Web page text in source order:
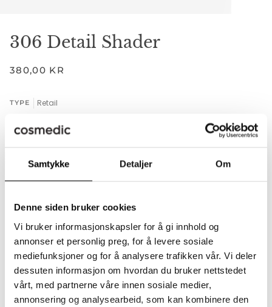
Samtykke Detaljer Om
Denne siden bruker cookies
Vi bruker informasjonskapsler for å gi innhold og
annonser et personlig preg, for å levere sosiale
mediefunksjoner og for å analysere trafikken vår. Vi deler
dessuten informasjon om hvordan du bruker nettstedet
vårt, med partnerne våre innen sosiale medier,
annonsering og analysearbeid, som kan kombinere den
306 Detail Shader
380,00 KR
TYPE Retail
RETAIL
+
Legger til i handlekurven
Lagt til i handlekurven
LEGG I HANDLEKURVEN 380,00 KR